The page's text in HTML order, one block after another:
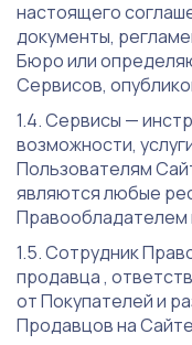
настоящего
документы,
Бюро или
Сервисов,
Сервисы —
возможности,
Пользователям
являются любые
Правообладателем
Сотрудник
продавца ,
от Покупателей и
Продавцов на